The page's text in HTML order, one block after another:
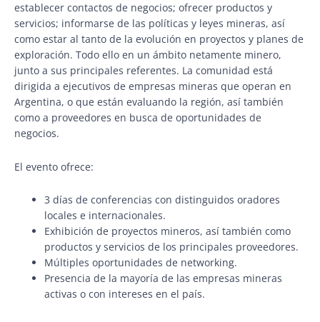
establecer contactos de negocios; ofrecer productos y
servicios; informarse de las políticas y leyes mineras, así
como estar al tanto de la evolución en proyectos y planes de
exploración. Todo ello en un ámbito netamente minero,
junto a sus principales referentes. La comunidad está
dirigida a ejecutivos de empresas mineras que operan en
Argentina, o que están evaluando la región, así también
como a proveedores en busca de oportunidades de
negocios.
El evento ofrece:
3 días de conferencias con distinguidos oradores
locales e internacionales.
Exhibición de proyectos mineros, así también como
productos y servicios de los principales proveedores.
Múltiples oportunidades de networking.
Presencia de la mayoría de las empresas mineras
activas o con intereses en el país.